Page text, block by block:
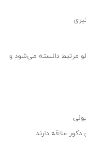
مرتبط دانسته می‌شود و
علاقه دارند